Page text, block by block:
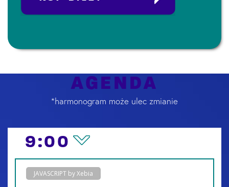
AGENDA
*harmonogram może ulec zmianie
9:00
JAVASCRIPT by Xebia